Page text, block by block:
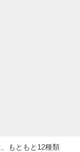
もともと12種類